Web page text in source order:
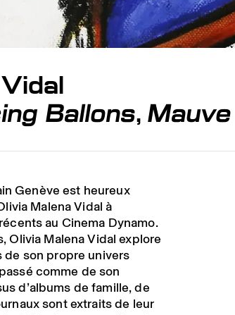
Ballons,Mauve
Genève est heureux
Malena Vidal à
au Cinema Dynamo.
Olivia Malena Vidal explore
son propre univers
comme de son
d’albums de famille, de
sont extraits de leur